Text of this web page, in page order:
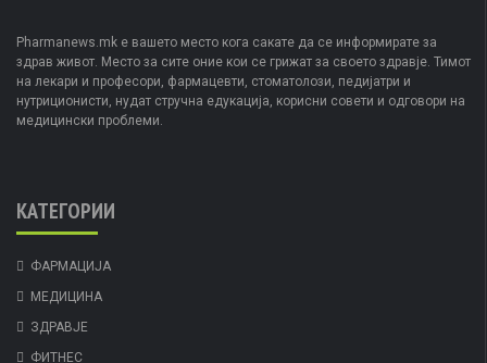
Pharmanews.mk е вашето место кога сакате да се информирате за
здрав живот. Место за сите оние кои се грижат за своето здравје. Тимот
на лекари и професори, фармацевти, стоматолози, педијатри и
нутриционисти, нудат стручна едукација, корисни совети и одговори на
медицински проблеми.
КАТЕГОРИИ
ФАРМАЦИЈА
МЕДИЦИНА
ЗДРАВЈЕ
ФИТНЕС